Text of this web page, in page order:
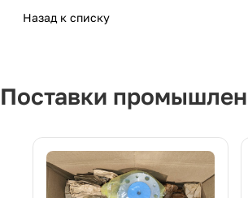
Назад к списку
Поставки